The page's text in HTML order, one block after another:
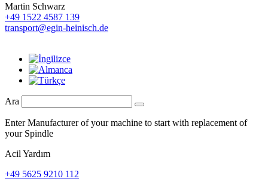
Martin Schwarz
+49 1522 4587 139
transport@egin-heinisch.de
Ara
Enter Manufacturer of your machine to start with replacement of
your Spindle
Acil Yardım
+49 5625 9210 112